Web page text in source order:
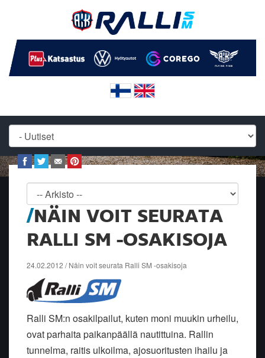
NÄIN VOIT SEURATA
RALLI SM -OSAKISOJA
24.02.2012 / Näin voit seurata Ralli SM -osakisoja
Ralli SM:n osakilpailut, kuten moni muukin urheilu,
ovat parhaita paikanpäällä nautittuina. Rallin
tunnelma, raitis ulkoilma, ajosuoritusten ihailu ja